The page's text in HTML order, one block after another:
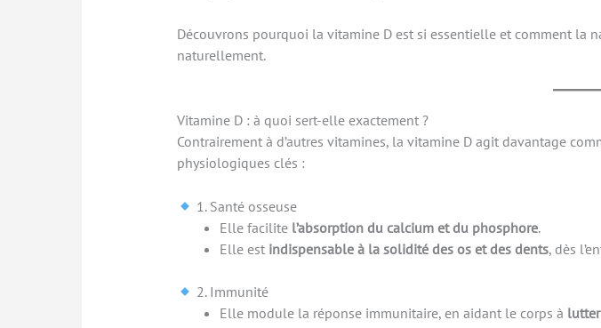
Découvrons pourquoi la vitamine D est si essentielle et comment la
naturellement.
Vitamine D : à quoi sert-elle exactement ?
Contrairement à d’autres vitamines, la vitamine D agit davantage
physiologiques clés :
1. Santé osseuse
Elle facilite l’absorption du calcium et du phosphore.
Elle est indispensable à la solidité des os et des dents, dès
2. Immunité
Elle module la réponse immunitaire, en aidant le corps à